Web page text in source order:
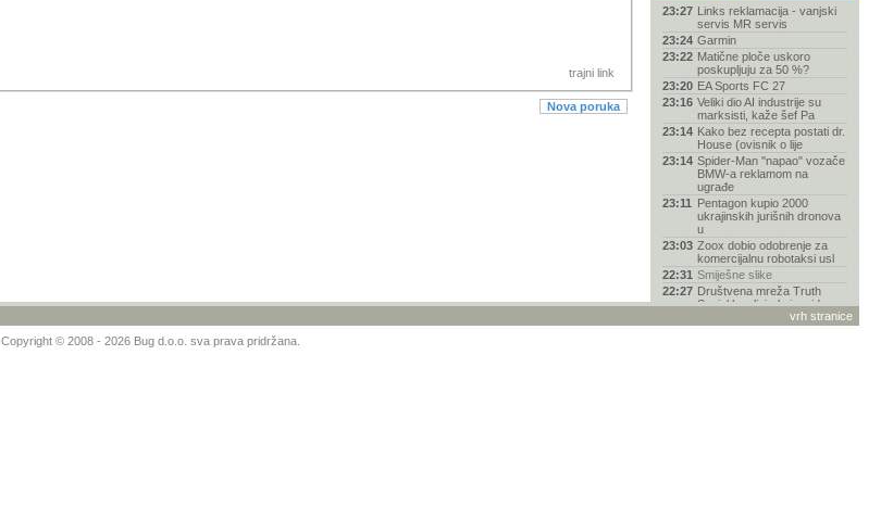
trajni link
Nova poruka
23:27 Links reklamacija - vanjski
servis MR servis
23:24 Garmin
23:22 Matične ploče uskoro
poskupljuju za 50 %?
23:20 EA Sports FC 27
23:16 Veliki dio AI industrije su
marksisti, kaže šef Pa
23:14 Kako bez recepta postati dr.
House (ovisnik o lije
23:14 Spider-Man "napao" vozače
BMW-a reklamom na
ugrađe
23:11 Pentagon kupio 2000
ukrajinskih jurišnih dronova
u
23:03 Zoox dobio odobrenje za
komercijalnu robotaksi usl
22:31 Smiješne slike
22:27 Društvena mreža Truth
Social legalizirala insajder
Gdje iPhone košta najviše u
vrh stranice
Copyright © 2008 - 2026 Bug d.o.o. sva prava pridržana.